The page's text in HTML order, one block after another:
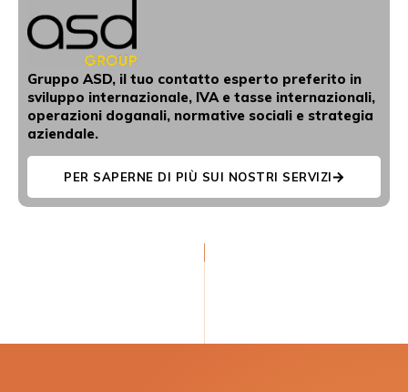
Gruppo ASD, il tuo contatto esperto preferito in
sviluppo internazionale, IVA e tasse internazionali,
operazioni doganali, normative sociali e strategia
aziendale.
PER SAPERNE DI PIÙ SUI NOSTRI SERVIZI